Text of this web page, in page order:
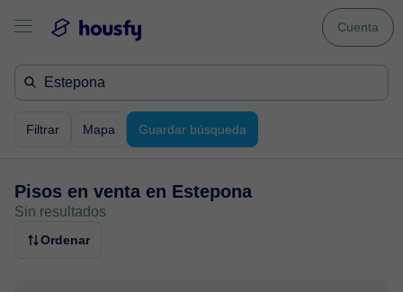
Cuenta
Filtrar Mapa Guardar búsqueda
Pisos en venta en Estepona
Sin resultados
Ordenar